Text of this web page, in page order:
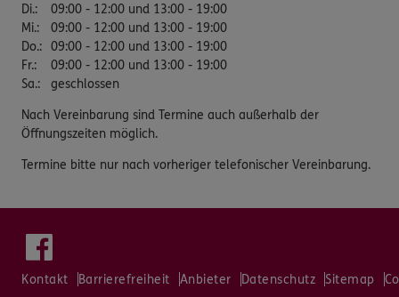
Di.:
09:00 - 12:00 und 13:00 - 19:00
Mi.:
09:00 - 12:00 und 13:00 - 19:00
Do.: 09:00 - 12:00 und 13:00 - 19:00
Fr.:
09:00 - 12:00 und 13:00 - 19:00
Sa.: geschlossen
Nach Vereinbarung sind Termine auch außerhalb der
Öffnungszeiten möglich.
Termine bitte nur nach vorheriger telefonischer Vereinbarung.
Kontakt Barrierefreiheit Anbieter Datenschutz Sitemap